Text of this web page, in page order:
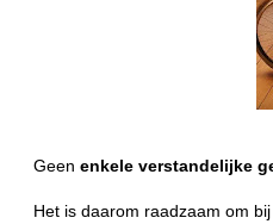
Geenenkele verstandelijke
Het is daarom raadzaam om